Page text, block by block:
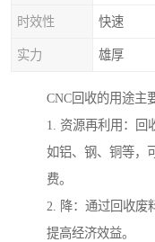
时效性 快速
实力 雄厚
CNC回收的用途主
1. 资源再利用：回
如铝、钢、铜等，
费。
2. 降：通过回收废
提高经济效益。